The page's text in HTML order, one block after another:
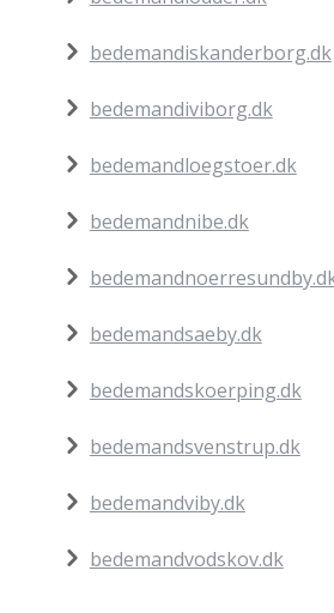
bedemandiskanderborg.dk
bedemandiviborg.dk
bedemandloegstoer.dk
bedemandnibe.dk
bedemandsaeby.dk
bedemandskoerping.dk
bedemandsvenstrup.dk
bedemandviby.dk
bedemandvodskov.dk